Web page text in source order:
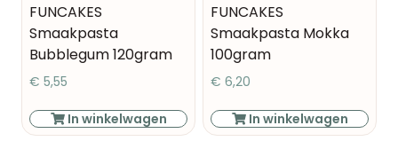
FUNCAKES
Smaakpasta
Bubblegum 120gram
€ 5,55
In winkelwagen
FUNCAKES
Smaakpasta Mokka
100gram
€ 6,20
In winkelwagen